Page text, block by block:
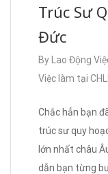
Trúc Sư
Đức
By Lao Động
Việc làm tại
Chắc hẳn bạn
trúc sư quy
lớn nhất châu
dẫn bạn từng